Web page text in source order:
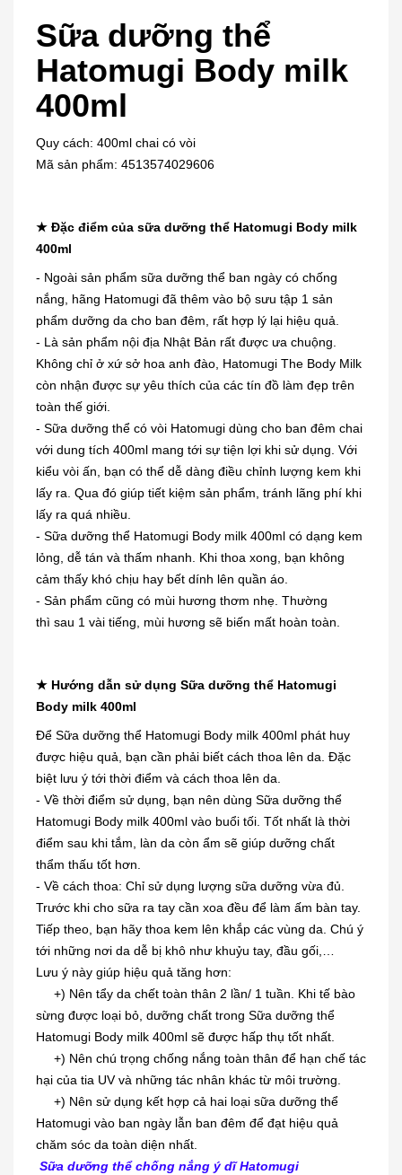
Sữa dưỡng thể
Hatomugi Body milk
400ml
Quy cách: 400ml chai có vòi
Mã sản phẩm: 4513574029606
★ Đặc điểm của sữa dưỡng thể Hatomugi Body milk
400ml
- Ngoài sản phẩm sữa dưỡng thể ban ngày có chống
nắng, hãng Hatomugi đã thêm vào bộ sưu tập 1 sản
phẩm dưỡng da cho ban đêm, rất hợp lý lại hiệu quả.
- Là sản phẩm nội địa Nhật Bản rất được ưa chuộng.
Không chỉ ở xứ sở hoa anh đào, Hatomugi The Body Milk
còn nhận được sự yêu thích của các tín đồ làm đẹp trên
toàn thế giới.
- Sữa dưỡng thể có vòi Hatomugi dùng cho ban đêm chai
với dung tích 400ml mang tới sự tiện lợi khi sử dụng. Với
kiểu vòi ấn, bạn có thể dễ dàng điều chỉnh lượng kem khi
lấy ra. Qua đó giúp tiết kiệm sản phẩm, tránh lãng phí khi
lấy ra quá nhiều.
- Sữa dưỡng thể Hatomugi Body milk 400ml có dạng kem
lỏng, dễ tán và thấm nhanh. Khi thoa xong, bạn không
cảm thấy khó chịu hay bết dính lên quần áo.
- Sản phẩm cũng có mùi hương thơm nhẹ. Thường
thì sau 1 vài tiếng, mùi hương sẽ biến mất hoàn toàn.
★ Hướng dẫn sử dụng Sữa dưỡng thể Hatomugi
Body milk 400ml
Để Sữa dưỡng thể Hatomugi Body milk 400ml phát huy
được hiệu quả, bạn cần phải biết cách thoa lên da. Đặc
biệt lưu ý tới thời điểm và cách thoa lên da.
- Về thời điểm sử dụng, bạn nên dùng Sữa dưỡng thể
Hatomugi Body milk 400ml vào buổi tối. Tốt nhất là thời
điểm sau khi tắm, làn da còn ẩm sẽ giúp dưỡng chất
thẩm thấu tốt hơn.
- Về cách thoa: Chỉ sử dụng lượng sữa dưỡng vừa đủ.
Trước khi cho sữa ra tay cần xoa đều để làm ấm bàn tay.
Tiếp theo, bạn hãy thoa kem lên khắp các vùng da. Chú ý
tới những nơi da dễ bị khô như khuỷu tay, đầu gối,…
Lưu ý này giúp hiệu quả tăng hơn:
+) Nên tẩy da chết toàn thân 2 lần/ 1 tuần. Khi tế bào
sừng được loại bỏ, dưỡng chất trong Sữa dưỡng thể
Hatomugi Body milk 400ml sẽ được hấp thụ tốt nhất.
+) Nên chú trọng chống nắng toàn thân để hạn chế tác
hại của tia UV và những tác nhân khác từ môi trường.
+) Nên sử dụng kết hợp cả hai loại sữa dưỡng thể
Hatomugi vào ban ngày lẫn ban đêm để đạt hiệu quả
chăm sóc da toàn diện nhất.
Sữa dưỡng thể chống nắng ý dĩ Hatomugi
Dung dịch trị mụn cóc, mắt cá,
chai...
230.000₫